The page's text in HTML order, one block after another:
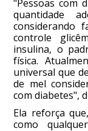
"Pessoas com
quantidade
considerando
controle
insulina, o
física.
universal que
de mel
com diabetes",
Ela reforça
como